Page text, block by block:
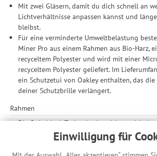
Einwilligung für
Mit zwei Gläsern, damit du dich schnell an
Lichtverhältnisse anpassen kannst und
bleibst.
Für eine verminderte Umweltbelastung
Miner Pro aus einem Rahmen aus Bio-Harz,
recyceltem Polyester und wird mit einer
recyceltem Polyester geliefert. Im
ein Schutzetui von Oakley enthalten, das die
deiner Schutzbrille verlängert.
Rahmen
Die Switchlock-Technologie zeichnet sich
aus, die rund um den Rahmen angeordnet
schnelle Anpassung an wechselnde